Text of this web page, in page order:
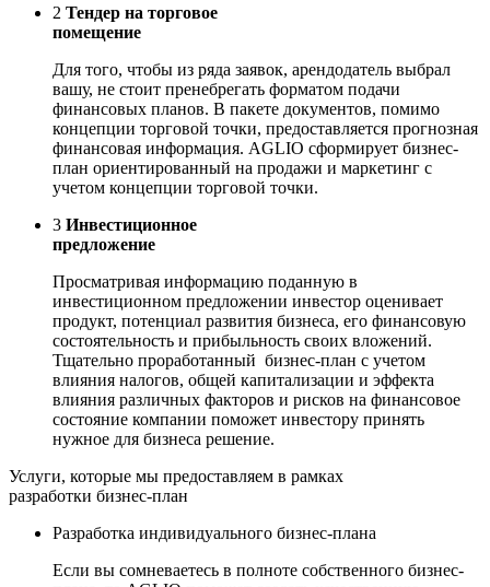
2 Тендер на торговое
помещение
Для того, чтобы из ряда заявок, арендодатель выбрал
вашу, не стоит пренебрегать форматом подачи
финансовых планов. В пакете документов, помимо
концепции торговой точки, предоставляется прогнозная
финансовая информация. AGLIO сформирует бизнес-
план ориентированный на продажи и маркетинг с
учетом концепции торговой точки.
3 Инвестиционное
предложение
Просматривая информацию поданную в
инвестиционном предложении инвестор оценивает
продукт, потенциал развития бизнеса, его финансовую
состоятельность и прибыльность своих вложений.
Тщательно проработанный бизнес-план с учетом
влияния налогов, общей капитализации и эффекта
влияния различных факторов и рисков на финансовое
состояние компании поможет инвестору принять
нужное для бизнеса решение.
Услуги, которые мы предоставляем в рамках
разработки бизнес-план
Разработка индивидуального бизнес-плана
Если вы сомневаетесь в полноте собственного бизнес-